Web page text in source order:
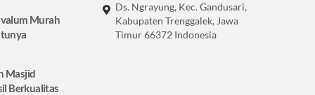
Murah
Masjid
Berkualitas
Ds. Ngrayung, Kec. Gandusari,
Kabupaten Trenggalek, Jawa
Timur 66372 Indonesia